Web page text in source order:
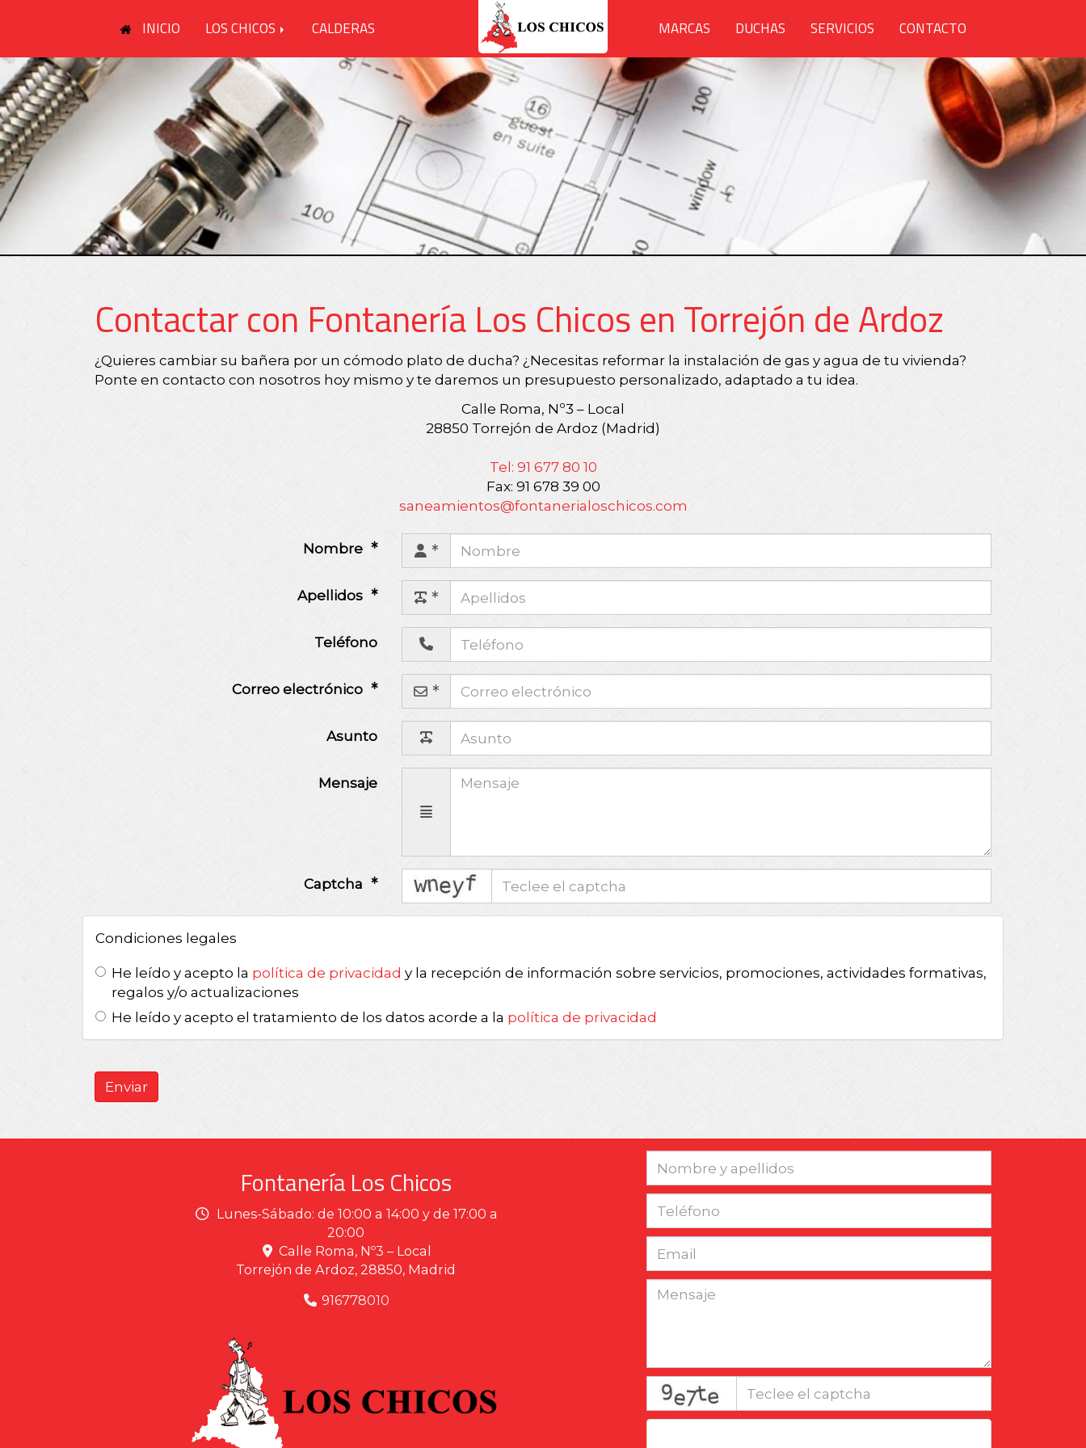
INICIO LOS CHICOS CALDERAS MARCAS DUCHAS SERVICIOS CONTACTO
Contactar con Fontanería Los Chicos en Torrejón de Ardoz
¿Quieres cambiar su bañera por un cómodo plato de ducha? ¿Necesitas reformar la instalación de gas y agua de tu vivienda?
Ponte en contacto con nosotros hoy mismo y te daremos un presupuesto personalizado, adaptado a tu idea.
Calle Roma, Nº3 – Local
28850 Torrejón de Ardoz (Madrid)
Tel: 91 677 80 10
Fax: 91 678 39 00
saneamientos@fontanerialoschicos.com
Nombre
Apellidos
Teléfono
Correo electrónico
Asunto
Mensaje
Captcha captcha
Condiciones legales
He leído y acepto la política de privacidad y la recepción de información sobre servicios, promociones, actividades formativas,
regalos y/o actualizaciones
He leído y acepto el tratamiento de los datos acorde a la política de privacidad
Enviar
Fontanería Los Chicos
Lunes-Sábado: de 10:00 a 14:00 y de 17:00 a
20:00
Calle Roma, Nº3 – Local
Torrejón de Ardoz, 28850, Madrid
916778010
captcha